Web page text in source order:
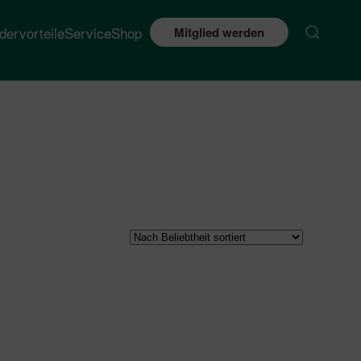
ServiceShop Mitglied werden